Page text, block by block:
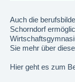
Auch die
Schorndorf
Sie mehr über
Hier geht es zum